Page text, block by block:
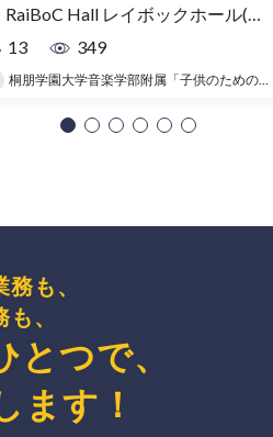
RaiBoC Hall レイボックホール(市民会館おおみや) 5F リハーサルルーム・レクリエーションルーム
13
349
桐朋学園大学音楽学部附属「子供のための音楽教室 」大宮教室
も、
、
とつで、
ます ！